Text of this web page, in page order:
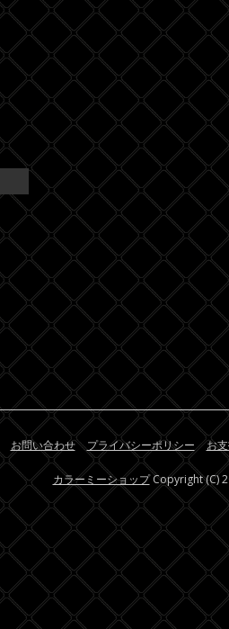
お問い合わせ プライバシーポリシー お
カラーミーショップCopyright (C)